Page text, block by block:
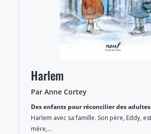
Harlem
Par Anne Cortey
Des enfants pour réconcilier des adultes
Harlem avec sa famille. Son père, Eddy,
mère,…